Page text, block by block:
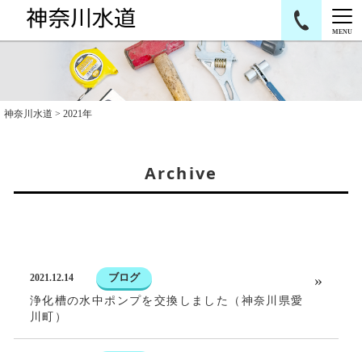
MENU
神奈川水道 > 2021年
Archive
2021.12.14
ブログ
浄化槽の水中ポンプを交換しました（神奈川県愛
川町）